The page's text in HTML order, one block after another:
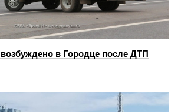
в Городце после ДТП